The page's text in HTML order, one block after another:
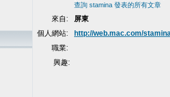
查詢 stamina 發表的所有文章
來自:
屏東
個人網站:
http://web.mac.com/
職業:
興趣: